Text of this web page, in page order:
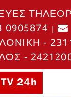
0905874 |
-
-